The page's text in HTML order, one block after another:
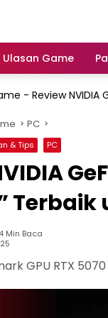
Ulasan Game
- Review NVIDIA
PC
& Tips PC
Terbaik
4 Min Baca
GPU RTX